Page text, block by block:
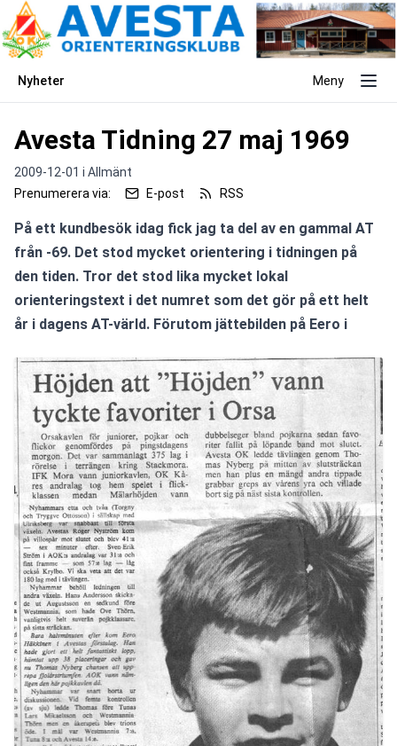
Nyheter Meny
Avesta Tidning 27 maj 1969
2009-12-01 i Allmänt
Prenumerera via:
E-post RSS
På ett kundbesök idag fick jag ta del av en gammal AT
från -69. Det stod mycket orientering i tidningen på
den tiden. Tror det stod lika mycket lokal
orienteringstext i det numret som det gör på ett helt
år i dagens AT-värld. Förutom jättebilden på Eero i